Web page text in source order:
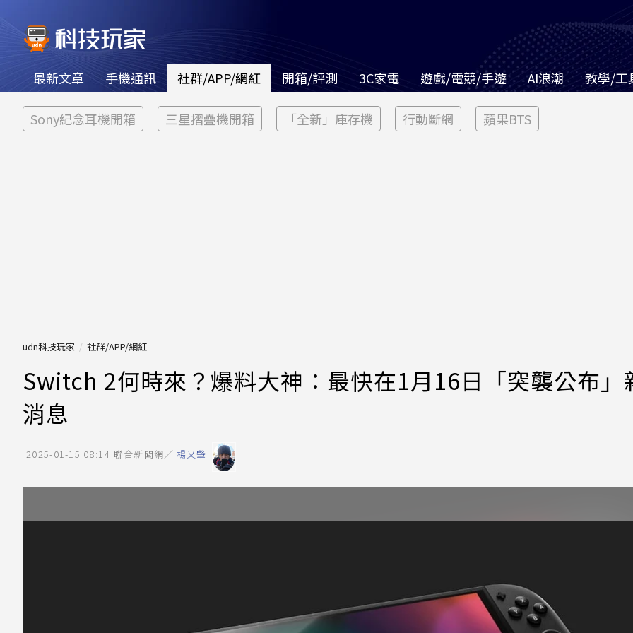
最新文章 手機通訊 社群/APP/網紅 開箱/評測 3C家電 遊戲/電競/手遊 AI浪潮 教學/工
Sony紀念耳機開箱 三星摺疊機開箱 「全新」庫存機 行動斷網 蘋果BTS
udn科技玩家 社群/APP/網紅
Switch 2何時來？爆料大神：最快在1月16日「突襲公布」
消息
2025-01-15 08:14 聯合新聞網／ 楊又肇